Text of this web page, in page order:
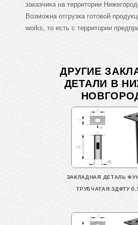
заказчика на территории
Возможна отгрузка готовой
works, то есть с территории
ДРУГИЕ
ДЕТАЛИ В
ЗАКЛАДНАЯ ДЕТАЛЬ
ТРУБЧАТАЯ ЗДФТУ